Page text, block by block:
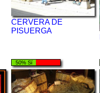
CERVERA DE
PISUERGA
50% Sí